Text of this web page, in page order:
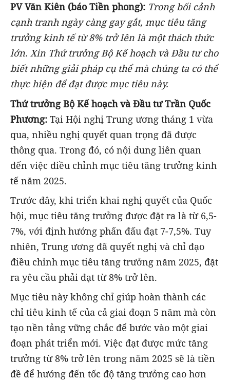
PV Văn Kiên (báo Tiền phong): Trong bối cảnh
cạnh tranh ngày càng gay gắt, mục tiêu tăng
trưởng kinh tế từ 8% trở lên là một thách thức
lớn. Xin Thứ trưởng Bộ Kế hoạch và Đầu tư cho
biết những giải pháp cụ thể mà chúng ta có thể
thực hiện để đạt được mục tiêu này.
Thứ trưởng Bộ Kế hoạch và Đầu tư Trần Quốc
Phương: Tại Hội nghị Trung ương tháng 1 vừa
qua, nhiều nghị quyết quan trọng đã được
thông qua. Trong đó, có nội dung liên quan
đến việc điều chỉnh mục tiêu tăng trưởng kinh
tế năm 2025.
Trước đây, khi triển khai nghị quyết của Quốc
hội, mục tiêu tăng trưởng được đặt ra là từ 6,5-
7%, với định hướng phấn đấu đạt 7-7,5%. Tuy
nhiên, Trung ương đã quyết nghị và chỉ đạo
điều chỉnh mục tiêu tăng trưởng năm 2025, đặt
ra yêu cầu phải đạt từ 8% trở lên.
Mục tiêu này không chỉ giúp hoàn thành các
chỉ tiêu kinh tế của cả giai đoạn 5 năm mà còn
tạo nền tảng vững chắc để bước vào một giai
đoạn phát triển mới. Việc đạt được mức tăng
trưởng từ 8% trở lên trong năm 2025 sẽ là tiền
đề để hướng đến tốc độ tăng trưởng cao hơn